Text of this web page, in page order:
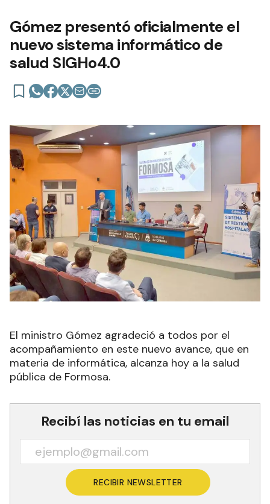
Gómez presentó oficialmente el
nuevo sistema informático de
salud SIGHo4.0
El ministro Gómez agradeció a todos por el
acompañamiento en este nuevo avance, que en
materia de informática, alcanza hoy a la salud
pública de Formosa.
Recibí las noticias en tu email
RECIBIR NEWSLETTER